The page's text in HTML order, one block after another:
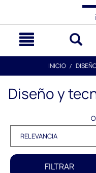
INICIO
Diseño y
FILTRAR